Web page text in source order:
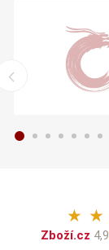
★ ★
Zboží.cz 4,9